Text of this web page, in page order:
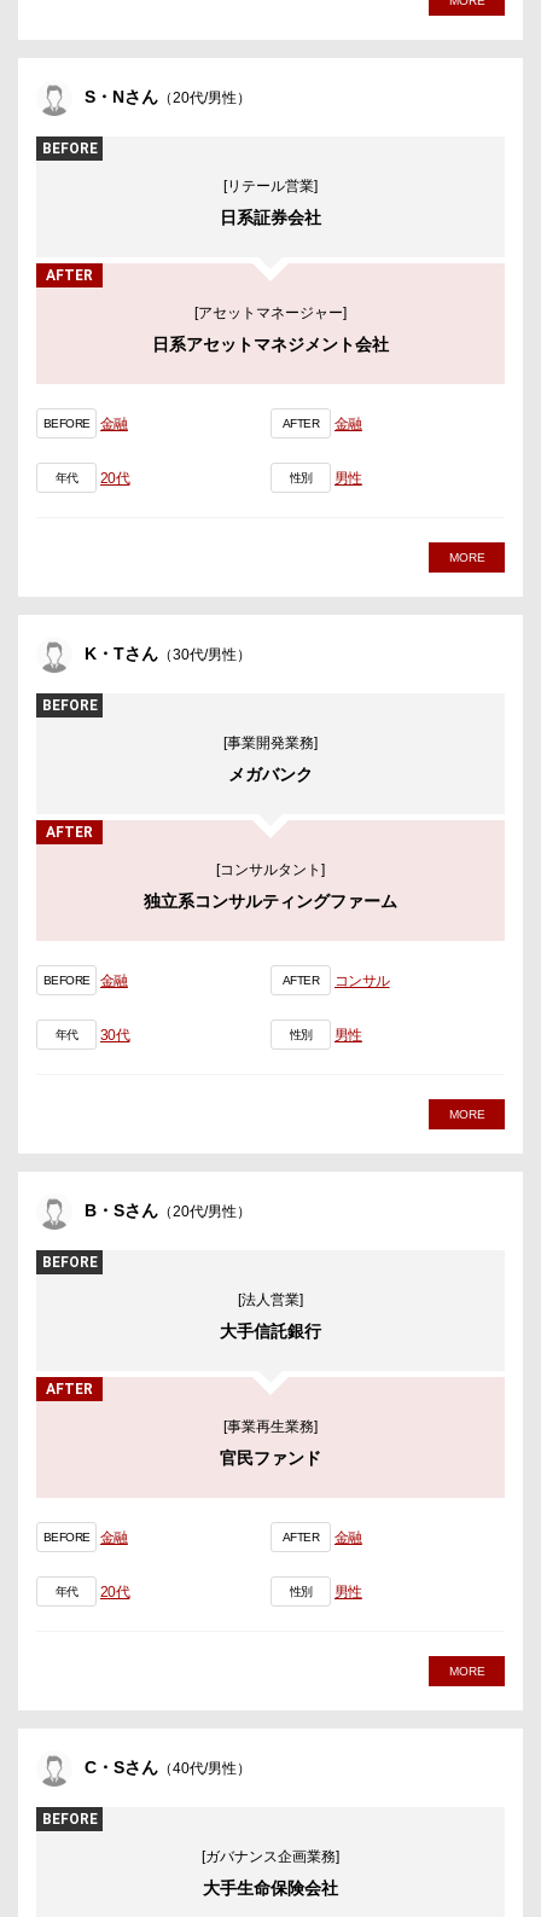
S・Nさん （20代/男性）
BEFORE
[リテール営業]
日系証券会社
AFTER
[アセットマネージャー]
日系アセットマネジメント会社
BEFORE 金融 AFTER 金融
年代 20代 性別 男性
MORE
K・Tさん （30代/男性）
BEFORE
[事業開発業務]
メガバンク
AFTER
[コンサルタント]
独立系コンサルティングファーム
BEFORE 金融 AFTER コンサル
年代 30代 性別 男性
MORE
B・Sさん （20代/男性）
BEFORE
[法人営業]
大手信託銀行
AFTER
[事業再生業務]
官民ファンド
BEFORE 金融 AFTER 金融
年代 20代 性別 男性
MORE
C・Sさん （40代/男性）
BEFORE
[ガバナンス企画業務]
大手生命保険会社